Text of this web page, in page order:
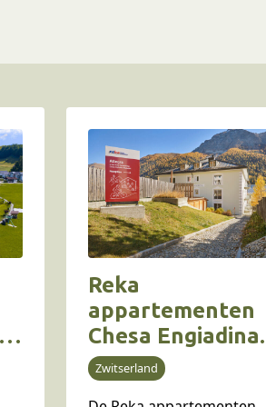
Reka
appartementen
Chesa Engiadina
Madulain:
gezinsapparteme
Zwitserland